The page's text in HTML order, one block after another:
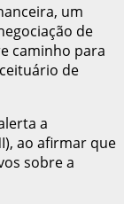
um
de
caminho para
de
a
ao afirmar que
sobre a